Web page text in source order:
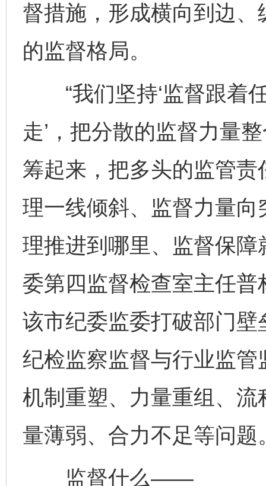
督措施，形成横向到边
的监督格局。
“我们坚持‘监督跟着
走’，把分散的监督力量
筹起来，把多头的监管
理一线倾斜、监督力量
理推进到哪里、监督保障
委第四监督检查室主任
该市纪委监委打破部门
纪检监察监督与行业监
机制重塑、力量重组、
量薄弱、合力不足等问题
监督什么——